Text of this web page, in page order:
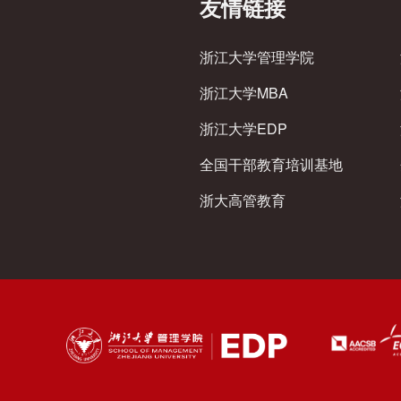
友情链接
浙江大学管理学院
浙江大学MBA
浙江大学EDP
全国干部教育培训基地
浙大高管教育